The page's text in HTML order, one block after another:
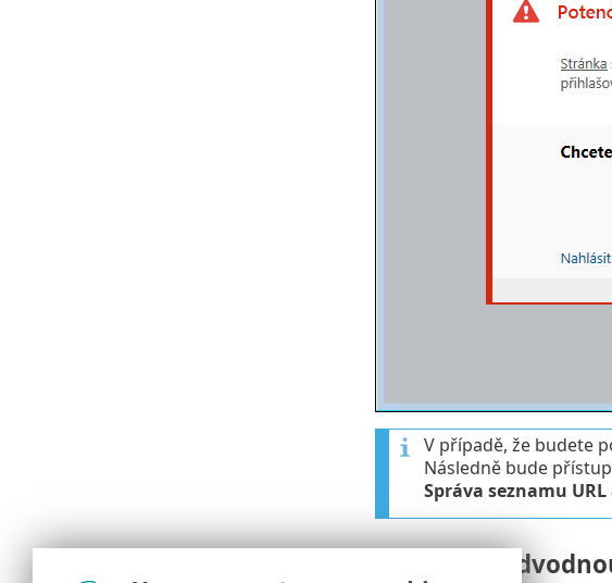
V případě, že budete
Následně bude
Správa seznamu URL
Nahlásit